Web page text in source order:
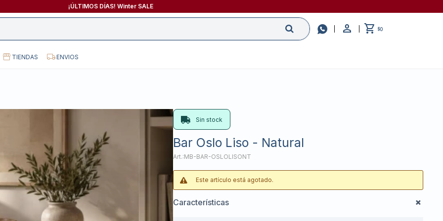
¡ÚLTIMOS DÍAS! Winter SALE
 $0
TIENDAS ENVIOS
Sin stock
Bar Oslo Liso - Natural
MB-BAR-OSLOLISONT
Este artículo está agotado.
Características